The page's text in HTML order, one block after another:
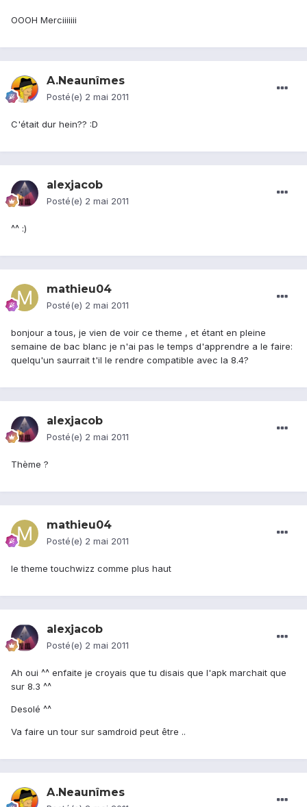
OOOH Merciiiiiii
A.Neaunîmes
Posté(e) 2 mai 2011
C'était dur hein?? :D
alexjacob
Posté(e) 2 mai 2011
^^ :)
mathieu04
Posté(e) 2 mai 2011
bonjour a tous, je vien de voir ce theme , et étant en pleine
semaine de bac blanc je n'ai pas le temps d'apprendre a le faire:
quelqu'un saurrait t'il le rendre compatible avec la 8.4?
alexjacob
Posté(e) 2 mai 2011
Thème ?
mathieu04
Posté(e) 2 mai 2011
le theme touchwizz comme plus haut
alexjacob
Posté(e) 2 mai 2011
Ah oui ^^ enfaite je croyais que tu disais que l'apk marchait que
sur 8.3 ^^
Desolé ^^
Va faire un tour sur samdroid peut être ..
A.Neaunîmes